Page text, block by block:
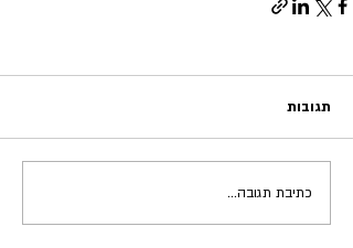
תגובות
כתיבת תגובה...